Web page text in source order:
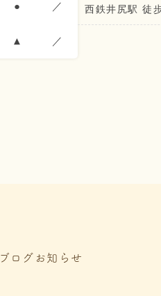
● ／
▲ ／
西鉄井尻駅 徒
ブログ お知らせ